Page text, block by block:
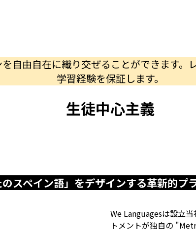
自由自在に織り交ぜることができます
学習経験を保証します。
生徒中心主義
スペイン語」をデザインする革新的プ
We Languagesは設立
トメントが独自の